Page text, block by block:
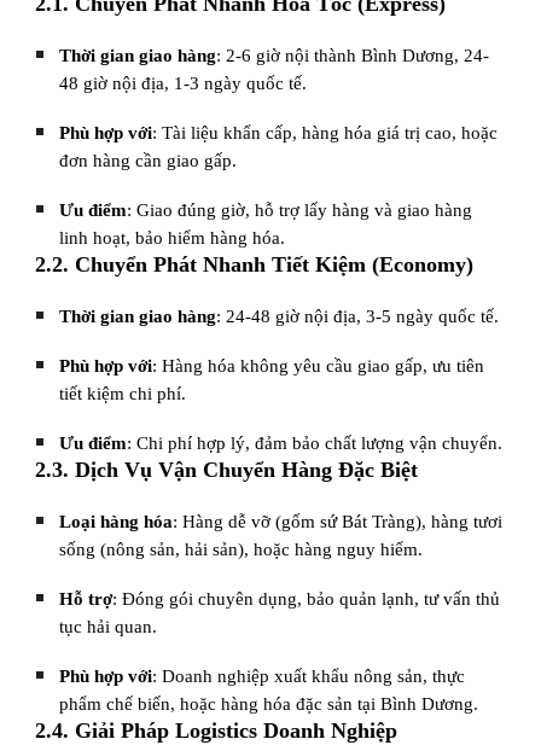
Thời gian giao hàng: 2-6 giờ nội thành Bình Dương, 24-
48 giờ nội địa, 1-3 ngày quốc tế.
Phù hợp với: Tài liệu khẩn cấp, hàng hóa giá trị cao, hoặc
đơn hàng cần giao gấp.
Ưu điểm: Giao đúng giờ, hỗ trợ lấy hàng và giao hàng
linh hoạt, bảo hiểm hàng hóa.
2.2. Chuyển Phát Nhanh Tiết Kiệm (Economy)
Thời gian giao hàng: 24-48 giờ nội địa, 3-5 ngày quốc tế.
Phù hợp với: Hàng hóa không yêu cầu giao gấp, ưu tiên
tiết kiệm chi phí.
Ưu điểm: Chi phí hợp lý, đảm bảo chất lượng vận chuyển.
2.3. Dịch Vụ Vận Chuyển Hàng Đặc Biệt
Loại hàng hóa: Hàng dễ vỡ (gốm sứ Bát Tràng), hàng tươi
sống (nông sản, hải sản), hoặc hàng nguy hiểm.
Hỗ trợ: Đóng gói chuyên dụng, bảo quản lạnh, tư vấn thủ
tục hải quan.
Phù hợp với: Doanh nghiệp xuất khẩu nông sản, thực
phẩm chế biến, hoặc hàng hóa đặc sản tại Bình Dương.
2.4. Giải Pháp Logistics Doanh Nghiệp